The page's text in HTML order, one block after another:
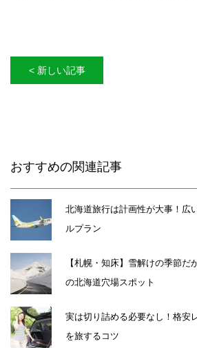
< 新しい記事
おすすめの関連記事
北海道旅行は計画性が大事！広
ルプラン
【札幌・知床】雪解けの季節だ
の北海道穴場スポット
実は切り詰める必要なし！格安
を旅するコツ